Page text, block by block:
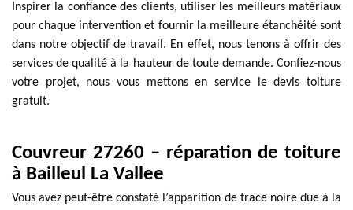
Inspirer la confiance des clients, utiliser les meilleurs matériaux
pour chaque intervention et fournir la meilleure étanchéité sont
dans notre objectif de travail. En effet, nous tenons à offrir des
services de qualité à la hauteur de toute demande. Confiez-nous
votre projet, nous vous mettons en service le devis toiture
gratuit.
Couvreur 27260 – réparation de toiture
à Bailleul La Vallee
Vous avez peut-être constaté l’apparition de trace noire due à la